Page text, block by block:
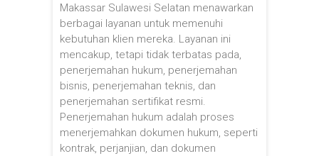
Makassar Sulawesi Selatan menawarkan
berbagai layanan untuk memenuhi
kebutuhan klien mereka. Layanan ini
mencakup, tetapi tidak terbatas pada,
penerjemahan hukum, penerjemahan
bisnis, penerjemahan teknis, dan
penerjemahan sertifikat resmi.
Penerjemahan hukum adalah proses
menerjemahkan dokumen hukum, seperti
kontrak, perjanjian, dan dokumen